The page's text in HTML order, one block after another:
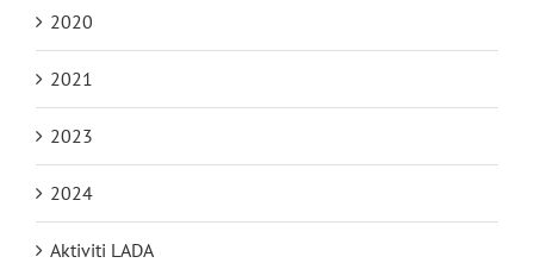
2020
2021
2023
2024
Aktiviti LADA